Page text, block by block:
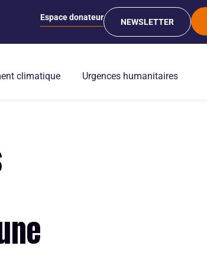
Espace donateur NEWSLETTER
climatique Urgences humanitaires